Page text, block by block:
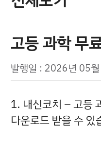
고등 과학 무
발행일 : 2026년 05
1. 내신코치 – 고등
다운로드 받을 수